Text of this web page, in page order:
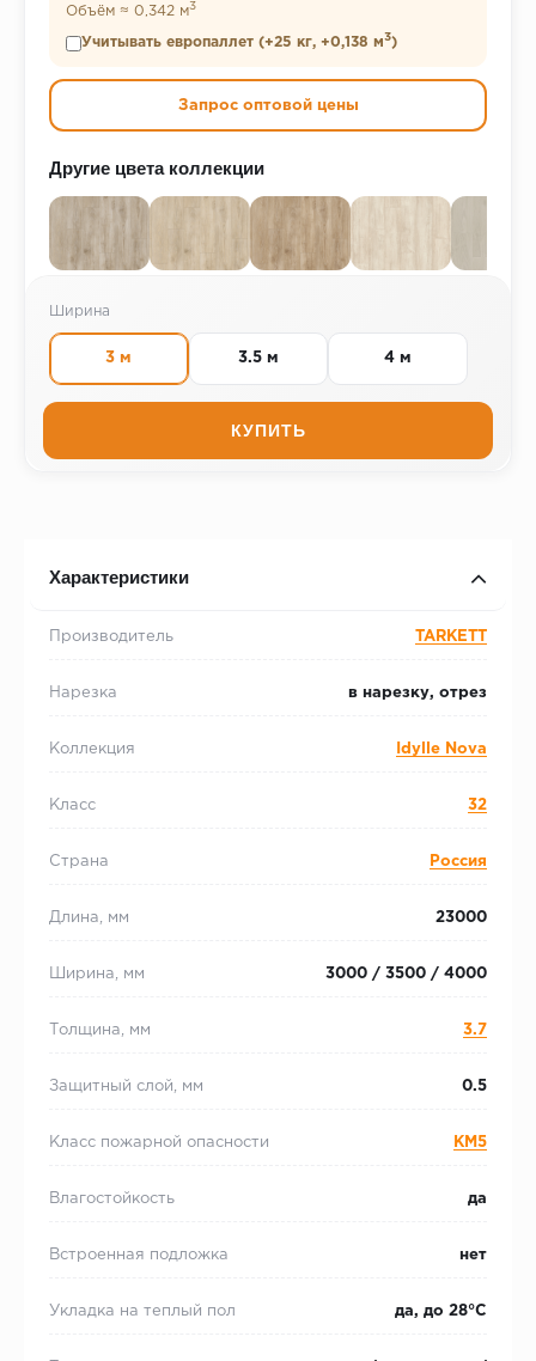
Объём ≈ 0,342 м3
Учитывать европаллет (+25 кг, +0,138 м3)
Запрос оптовой цены
Другие цвета коллекции
Ширина
3 м 3.5 м 4 м
КУПИТЬ
Характеристики
Производитель TARKETT
Нарезка в нарезку, отрез
Коллекция Idylle Nova
Класс 32
Страна Россия
Длина, мм 23000
Ширина, мм 3000 / 3500 / 4000
Толщина, мм 3.7
Защитный слой, мм 0.5
Класс пожарной опасности КМ5
Влагостойкость да
Встроенная подложка нет
Укладка на теплый пол да, до 28°С